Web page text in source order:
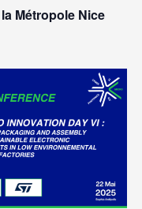
Métropole Nice